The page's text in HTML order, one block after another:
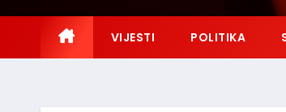
VIJESTI POLITIKA